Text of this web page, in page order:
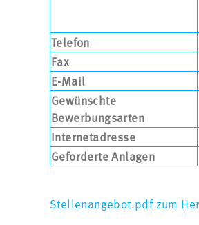
Telefon
Fax
E-Mail
Gewünschte
Bewerbungsarten
Internetadresse
Geforderte Anlagen
Stellenangebot.pdf zum